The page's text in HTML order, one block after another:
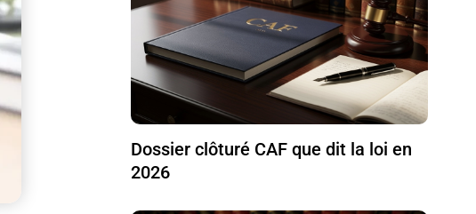
Dossier clôturé CAF que dit la loi en
2026